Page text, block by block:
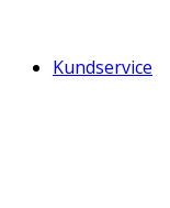
Kundservice